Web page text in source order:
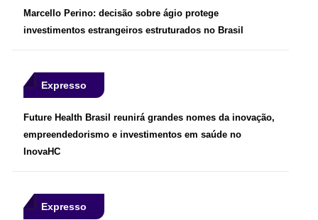
Marcello Perino: decisão sobre ágio protege
investimentos estrangeiros estruturados no Brasil
Expresso
Future Health Brasil reunirá grandes nomes da inovação,
empreendedorismo e investimentos em saúde no
InovaHC
Expresso